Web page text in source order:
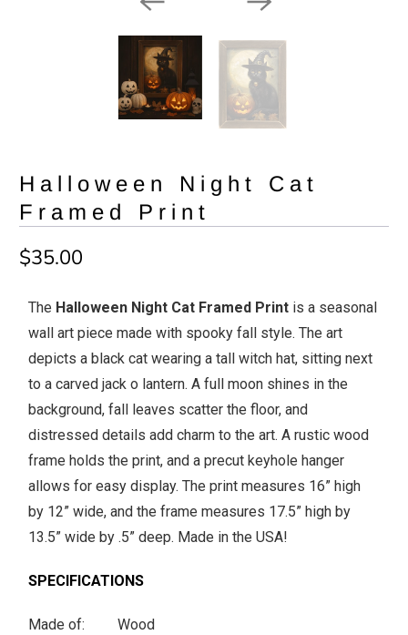
Halloween Night Cat
Framed Print
$35.00
The Halloween Night Cat Framed Print is a seasonal
wall art piece made with spooky fall style. The art
depicts a black cat wearing a tall witch hat, sitting next
to a carved jack o lantern. A full moon shines in the
background, fall leaves scatter the floor, and
distressed details add charm to the art. A rustic wood
frame holds the print, and a precut keyhole hanger
allows for easy display. The print measures 16” high
by 12” wide, and the frame measures 17.5” high by
13.5” wide by .5” deep. Made in the USA!
SPECIFICATIONS
Made of: Wood